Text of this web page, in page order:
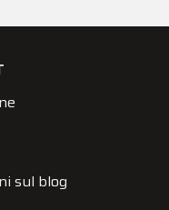
sul blog